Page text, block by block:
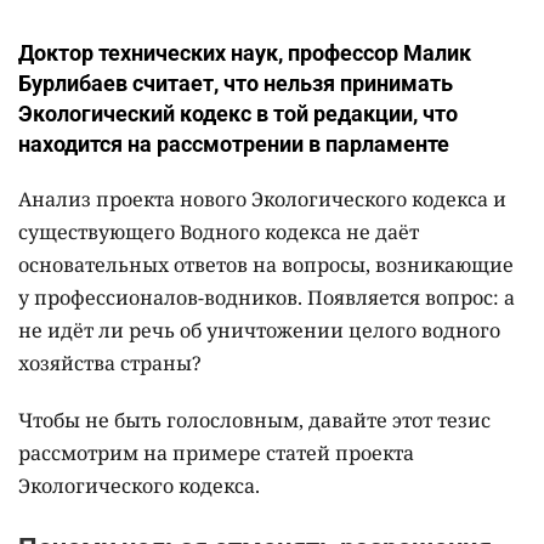
Доктор технических наук, профессор Малик
Бурлибаев считает, что нельзя принимать
Экологический кодекс в той редакции, что
находится на рассмотрении в парламенте
Анализ проекта нового Экологического кодекса и
существующего Водного кодекса не даёт
основательных ответов на вопросы, возникающие
у профессионалов-водников. Появляется вопрос: а
не идёт ли речь об уничтожении целого водного
хозяйства страны?
Чтобы не быть голословным, давайте этот тезис
рассмотрим на примере статей проекта
Экологического кодекса.